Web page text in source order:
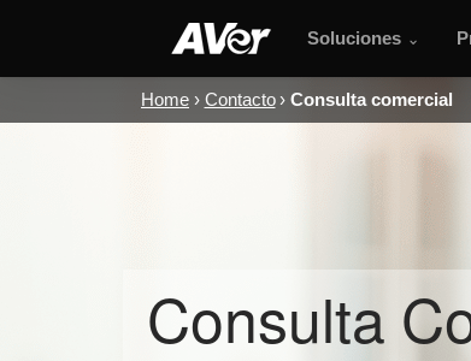
Soluciones
Home Contacto Consulta comercial
Consulta